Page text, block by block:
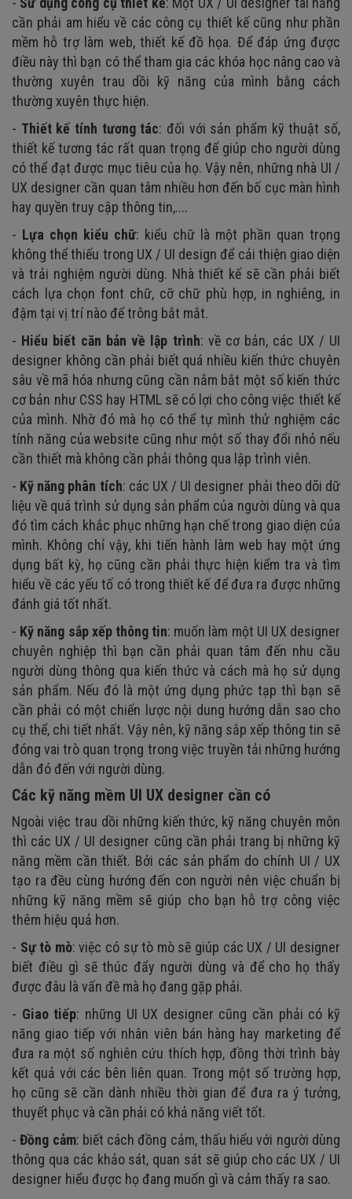
cần phải am hiểu về các công cụ thiết kế cũng như phần
mềm hỗ trợ làm web, thiết kế đồ họa. Để đáp ứng được
điều này thì bạn có thể tham gia các khóa học nâng cao và
thường xuyên trau dồi kỹ năng của mình bằng cách
thường xuyên thực hiện.
- Thiết kế tính tương tác: đối với sản phẩm kỹ thuật số,
thiết kế tương tác rất quan trọng để giúp cho người dùng
có thể đạt được mục tiêu của họ. Vậy nên, những nhà UI /
UX designer cần quan tâm nhiều hơn đến bố cục màn hình
hay quyền truy cập thông tin,....
- Lựa chọn kiểu chữ: kiểu chữ là một phần quan trọng
không thể thiếu trong UX / UI design để cải thiện giao diện
và trải nghiệm người dùng. Nhà thiết kế sẽ cần phải biết
cách lựa chọn font chữ, cỡ chữ phù hợp, in nghiêng, in
đậm tại vị trí nào để trông bắt mắt.
- Hiểu biết căn bản về lập trình: về cơ bản, các UX / UI
designer không cần phải biết quá nhiều kiến thức chuyên
sâu về mã hóa nhưng cũng cần nắm bắt một số kiến thức
cơ bản như CSS hay HTML sẽ có lợi cho công việc thiết kế
của mình. Nhờ đó mà họ có thể tự mình thử nghiệm các
tính năng của website cũng như một số thay đổi nhỏ nếu
cần thiết mà không cần phải thông qua lập trình viên.
- Kỹ năng phân tích: các UX / UI designer phải theo dõi dữ
liệu về quá trình sử dụng sản phẩm của người dùng và qua
đó tìm cách khắc phục những hạn chế trong giao diện của
mình. Không chỉ vậy, khi tiến hành làm web hay một ứng
dụng bất kỳ, họ cũng cần phải thực hiện kiểm tra và tìm
hiểu về các yếu tố có trong thiết kế để đưa ra được những
đánh giá tốt nhất.
- Kỹ năng sắp xếp thông tin: muốn làm một UI UX designer
chuyên nghiệp thì bạn cần phải quan tâm đến nhu cầu
người dùng thông qua kiến thức và cách mà họ sử dụng
sản phẩm. Nếu đó là một ứng dụng phức tạp thì bạn sẽ
cần phải có một chiến lược nội dung hướng dẫn sao cho
cụ thể, chi tiết nhất. Vậy nên, kỹ năng sắp xếp thông tin sẽ
đóng vai trò quan trọng trong việc truyền tải những hướng
dẫn đó đến với người dùng.
Các kỹ năng mềm UI UX designer cần có
Ngoài việc trau dồi những kiến thức, kỹ năng chuyên môn
thì các UX / UI designer cũng cần phải trang bị những kỹ
năng mềm cần thiết. Bởi các sản phẩm do chính UI / UX
tạo ra đều cùng hướng đến con người nên việc chuẩn bị
những kỹ năng mềm sẽ giúp cho bạn hỗ trợ công việc
thêm hiệu quả hơn.
- Sự tò mò: việc có sự tò mò sẽ giúp các UX / UI designer
biết điều gì sẽ thúc đẩy người dùng và để cho họ thấy
được đâu là vấn đề mà họ đang gặp phải.
- Giao tiếp: những UI UX designer cũng cần phải có kỹ
năng giao tiếp với nhân viên bán hàng hay marketing để
đưa ra một số nghiên cứu thích hợp, đồng thời trình bày
kết quả với các bên liên quan. Trong một số trường hợp,
họ cũng sẽ cần dành nhiều thời gian để đưa ra ý tưởng,
thuyết phục và cần phải có khả năng viết tốt.
-Đồng cảm: biết cách đồng cảm, thấu hiểu với người dùng
thông qua các khảo sát, quan sát sẽ giúp cho các UX / UI
designer hiểu được họ đang muốn gì và cảm thấy ra sao.